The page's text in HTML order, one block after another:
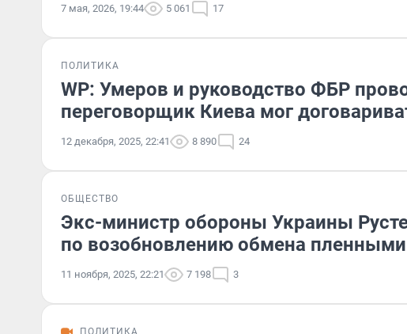
7 мая, 2026, 19:44 5 061 17
ПОЛИТИКА
WP: Умеров и руководство ФБР
переговорщик Киева мог
12 декабря, 2025, 22:41 8 890 24
ОБЩЕСТВО
Экс-министр обороны Украины
по возобновлению обмена пленными
11 ноября, 2025, 22:21 7 198 3
ПОЛИТИКА